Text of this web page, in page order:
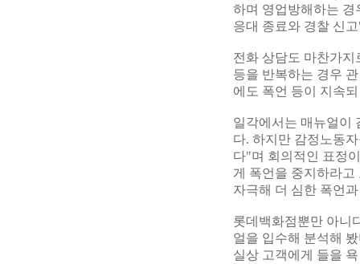
하며 영업방해하는
응대 종료와 경찰 신
전화 상담도 마찬가
등을 반복하는 경우
에도 폭언 등이 지속
일각에서는 매뉴얼이
다. 하지만 감정노동
다"며 회의적인 표정
게 폭언을 중지하라
자극해 더 심한 폭언
롯데백화점뿐만 아니
얼을 입수해 분석해
실상 고객에게 들을